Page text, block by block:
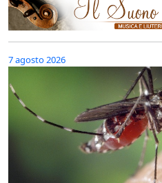
7 agosto 2026